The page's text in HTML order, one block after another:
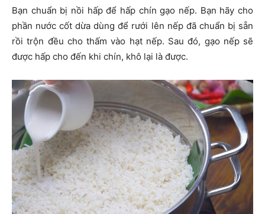
Bạn chuẩn bị nồi hấp để hấp chín gạo nếp. Bạn hãy cho
phần nước cốt dừa dùng để rưới lên nếp đã chuẩn bị sẵn
rồi trộn đều cho thấm vào hạt nếp. Sau đó, gạo nếp sẽ
được hấp cho đến khi chín, khô lại là được.